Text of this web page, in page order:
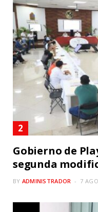
Gobierno de
segunda
BY ADMINISTRADOR 7